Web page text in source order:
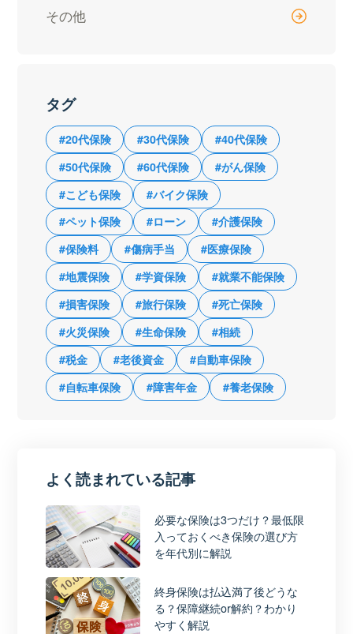
その他
タグ
#20代保険 #30代保険
#40代保険
#50代保険
#60代保険
#がん保険
#こども保険
#バイク保険
#ペット保険
#ローン
#介護保険
#保険料
#傷病手当
#医療保険
#地震保険
#学資保険
#就業不能保険
#損害保険
#旅行保険
#死亡保険
#火災保険
#生命保険
#相続
#税金
#老後資金
#自動車保険
#自転車保険
#障害年金 #養老保険
よく読まれている記事
必要な保険は3つだけ？最低限
入っておくべき保険の選び方
を年代別に解説
終身保険は払込満了後どうな
る？保障継続or解約？わかり
やすく解説